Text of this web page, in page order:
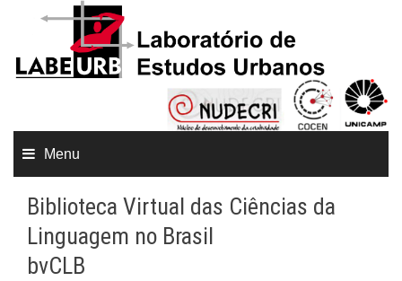
Menu
Biblioteca Virtual das Ciências da
Linguagem no Brasil
bvCLB